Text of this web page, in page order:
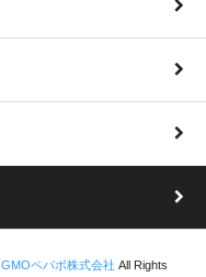
GMOペパボ株式会社 All Rights